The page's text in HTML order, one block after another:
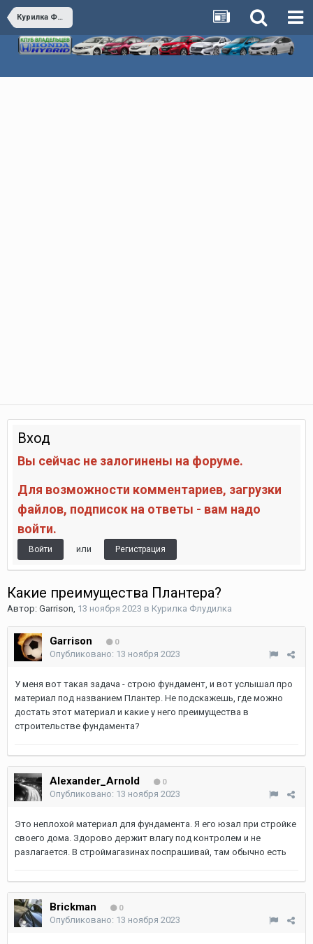
Курилка Флудилка
Вход
Вы сейчас не залогинены на форуме.
Для возможности комментариев, загрузки
файлов, подписок на ответы - вам надо
войти.
Войти или Регистрация
Какие преимущества Плантера?
Автор: Garrison, 13 ноября 2023 в Курилка Флудилка
Garrison 0
Опубликовано: 13 ноября 2023
У меня вот такая задача - строю фундамент, и вот услышал про
материал под названием Плантер. Не подскажешь, где можно
достать этот материал и какие у него преимущества в
строительстве фундамента?
Alexander_Arnold 0
Опубликовано: 13 ноября 2023
Это неплохой материал для фундамента. Я его юзал при стройке
своего дома. Здорово держит влагу под контролем и не
разлагается. В строймагазинах поспрашивай, там обычно есть
Brickman 0
Опубликовано: 13 ноября 2023